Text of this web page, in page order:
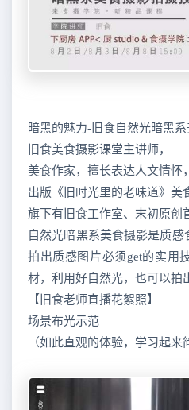
暗黑的魅力-旧食自然光暗黑
旧食美食摄影课堂主讲师，
美食作家，擅长表达人文情怀，
出版《旧时光里的老味道》美
旗下有旧食工作室、末初原创
自然光暗黑系美食摄影是质
拍出质感图片必须get的实用
材，利用好自然光，也可以拍
【旧食老师直播花絮照】
场景布光示范
（如此直观的体验，学习起来